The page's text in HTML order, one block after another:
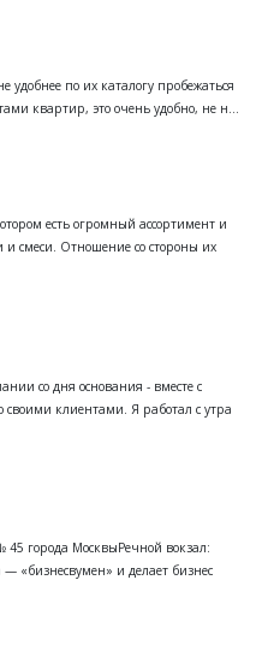
удобнее по их каталогу пробежаться
квартир, это очень удобно, не н...
есть огромный ассортимент и
смеси. Отношение со стороны их
со дня основания - вместе с
клиентами. Я работал с утра
города МосквыРечной вокзал:
«бизнесвумен» и делает бизнес